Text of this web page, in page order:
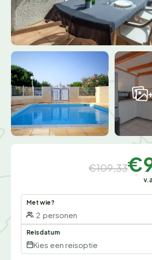
€109,33
Met wie?
2 personen
Reisdatum
Kies een reisoptie